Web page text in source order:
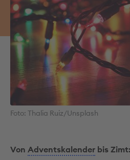
Foto: Thalia Ruiz/Unsplash
Von Adventskalender bis